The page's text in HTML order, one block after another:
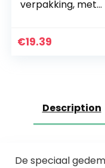
verpakking, met
polyurethaan,
€19.39
Description
De speciaal